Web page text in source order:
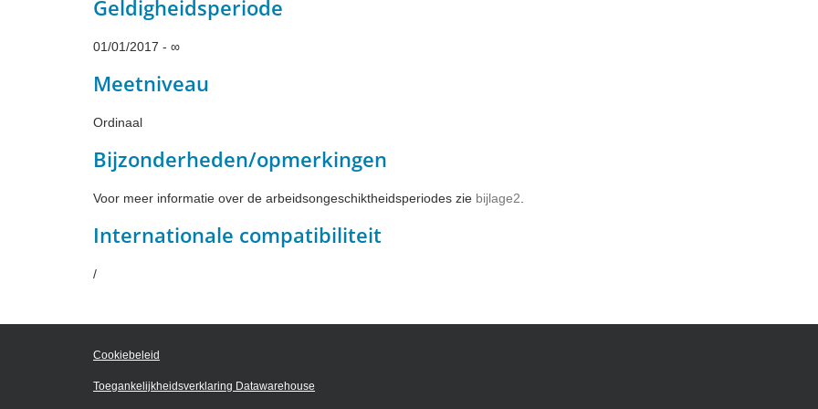
Geldigheidsperiode
01/01/2017 - ∞
Meetniveau
Ordinaal
Bijzonderheden/opmerkingen
Voor meer informatie over de arbeidsongeschiktheidsperiodes zie bijlage2
Internationale compatibiliteit
/
Cookiebeleid
Toegankelijkheidsverklaring Datawarehouse